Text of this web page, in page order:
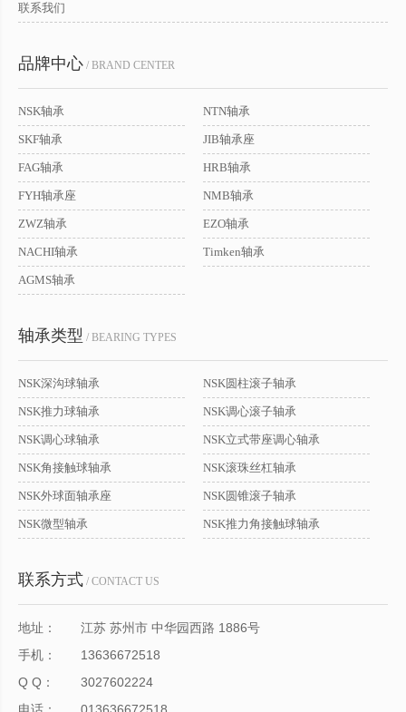
联系我们
品牌中心 / BRAND CENTER
NSK轴承 NTN轴承
SKF轴承 JIB轴承座
FAG轴承 HRB轴承
FYH轴承座 NMB轴承
ZWZ轴承 EZO轴承
NACHI轴承 Timken轴承
AGMS轴承
轴承类型 / BEARING TYPES
NSK深沟球轴承 NSK圆柱滚子轴承
NSK推力球轴承 NSK调心滚子轴承
NSK调心球轴承 NSK立式带座调心轴承
NSK角接触球轴承 NSK滚珠丝杠轴承
NSK外球面轴承座 NSK圆锥滚子轴承
NSK微型轴承 NSK推力角接触球轴承
联系方式 / CONTACT US
地址：
江苏 苏州市 中华园西路 1886号
手机：
13636672518
Q Q：
3027602224